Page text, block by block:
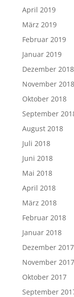
April 2019
März 2019
Februar 2019
Januar 2019
Dezember 2018
November 2018
Oktober 2018
September
August 2018
Juli 2018
Juni 2018
Mai 2018
April 2018
März 2018
Februar 2018
Januar 2018
Dezember 2017
November 2017
Oktober 2017
September